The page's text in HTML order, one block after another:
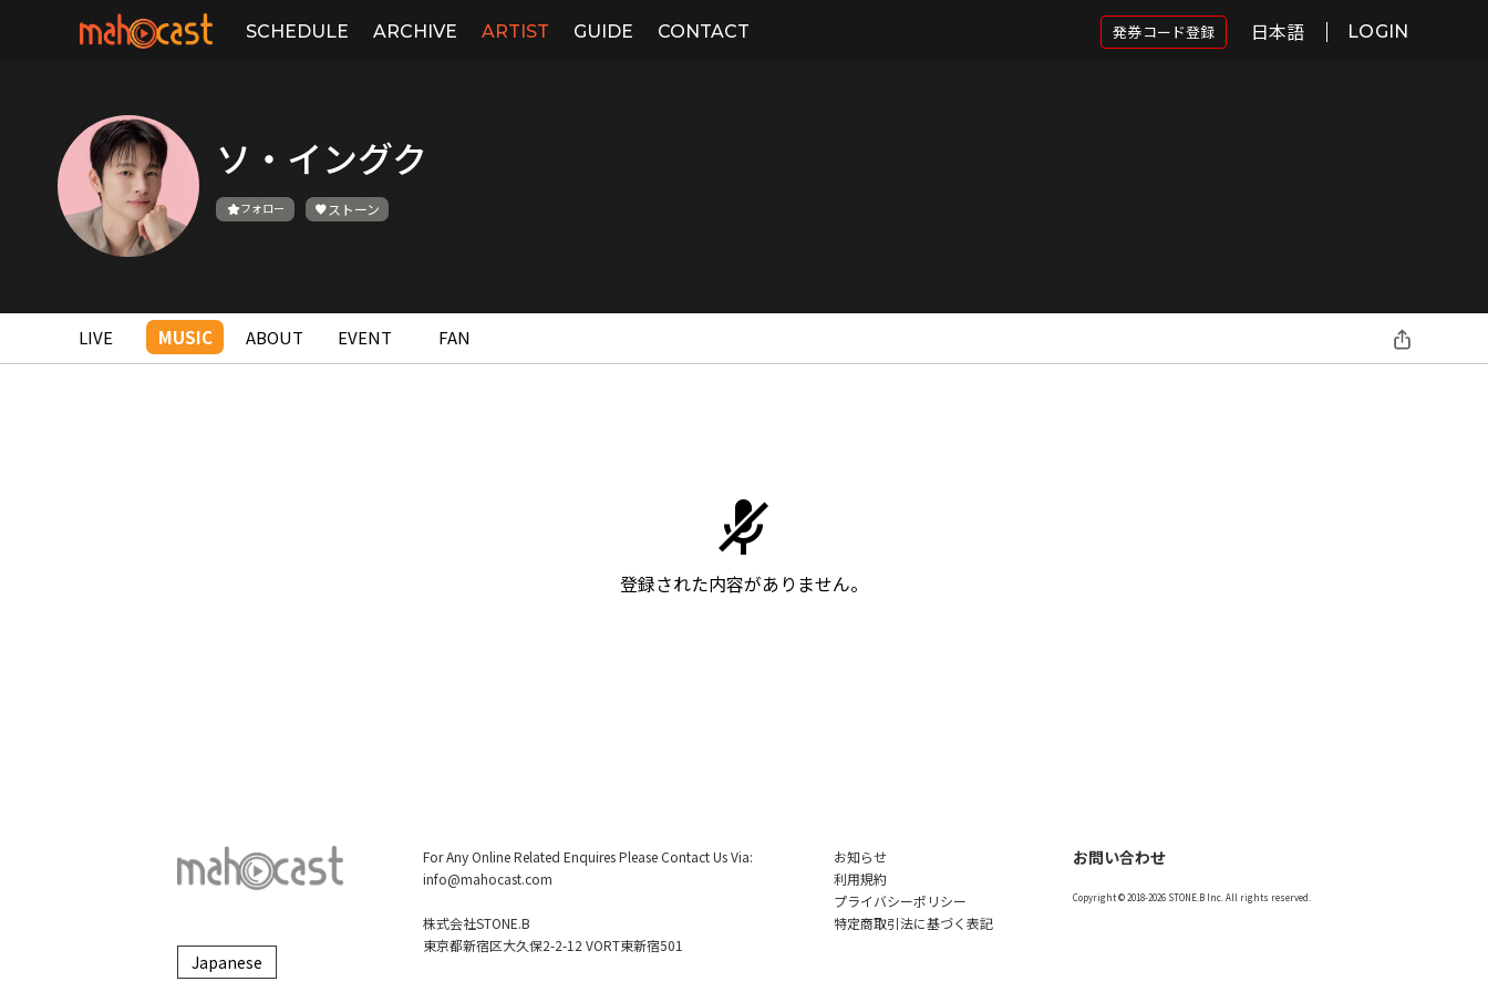
SCHEDULE ARCHIVE ARTIST GUIDE CONTACT 発券コード登録 日本語 LOGIN
ソ・イングク
フォロー ストーン
LIVE MUSIC ABOUT EVENT FAN
登録された内容がありません。
For Any Online Related Enquires Please Contact Us Via:
info@mahocast.com
株式会社STONE.B
東京都新宿区大久保2-2-12 VORT東新宿501
お知らせ
利用規約
プライバシーポリシー
特定商取引法に基づく表記
お問い合わせ
Copyright © 2018-2026 STONE.B Inc. All rights reserved.